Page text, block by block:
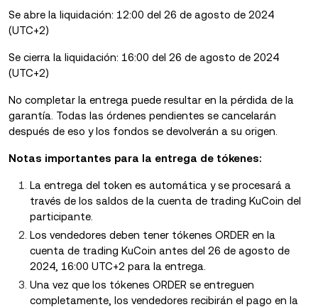
Se abre la liquidación: 12:00 del 26 de agosto de 2024
(UTC+2)
Se cierra la liquidación: 16:00 del 26 de agosto de 2024
(UTC+2)
No completar la entrega puede resultar en la pérdida de la
garantía. Todas las órdenes pendientes se cancelarán
después de eso y los fondos se devolverán a su origen.
Notas importantes para la entrega de tókenes:
La entrega del token es automática y se procesará a
través de los saldos de la cuenta de trading KuCoin del
participante.
Los vendedores deben tener tókenes ORDER en la
cuenta de trading KuCoin antes del 26 de agosto de
2024, 16:00 UTC+2 para la entrega.
Una vez que los tókenes ORDER se entreguen
completamente, los vendedores recibirán el pago en la